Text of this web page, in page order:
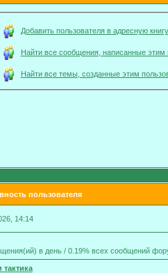
Добавить пользователя в адресную книгу
Найти все сообщения, написанные этим
Найти все темы, созданные этим
пользователя
14:14
в день / 0.19% всех сообщений
тактика